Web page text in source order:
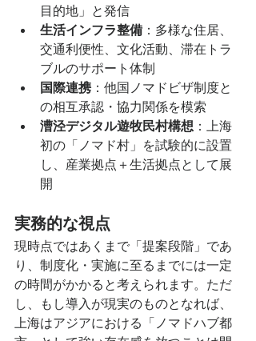
目的地」と発信
生活インフラ整備 ：多様な住居、
交通利便性、文化活動、滞在トラ
ブルのサポート体制
国際連携 ：他国ノマドビザ制度と
の相互承認・協力関係を模索
漕泾デジタル遊牧民村構想 ：上海
初の「ノマド村」を試験的に設置
し、産業拠点＋生活拠点として展
開
実務的な視点
現時点ではあくまで「提案段階」であ
り、制度化・実施に至るまでには一定
の時間がかかると考えられます。ただ
し、もし導入が現実のものとなれば、
上海はアジアにおける「ノマドハブ都